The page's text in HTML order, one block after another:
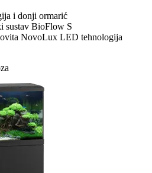
i donji ormarić
sustav BioFlow S
NovoLux LED tehnologija